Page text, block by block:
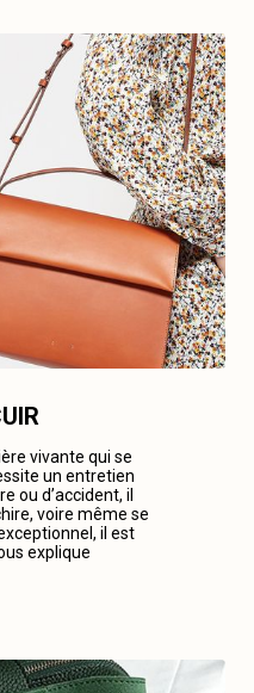
vivante qui se
un entretien
ou d’accident, il
voire même se
il est
explique